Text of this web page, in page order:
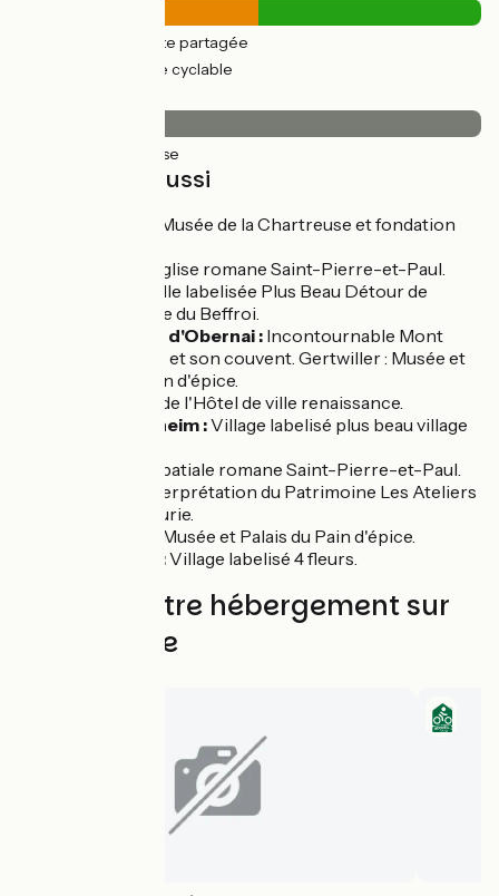
(52%) Route partagée
(48%) Voie cyclable
(100%) Lisse
À découvrir aussi
Musée de la Chartreuse et fondation
Eglise romane Saint-Pierre-et-Paul.
Ville labelisée Plus Beau Détour de
France. Place du Beffroi.
A proximité d'Obernai : Incontournable Mont
Sainte-Odile et son couvent. Gertwiller : Musée et
Palais du Pain d'épice.
Place de l'Hôtel de ville renaissance.
Mittelbregheim :Village labelisé plus beau village
Abbatiale romane Saint-Pierre-et-Paul.
Centre d'interprétation du Patrimoine Les Ateliers
de la Seigneurie.
Musée et Palais du Pain d'épice.
Itterswiller :Village labelisé 4 fleurs.
Trouvez votre hébergement sur
cette étape